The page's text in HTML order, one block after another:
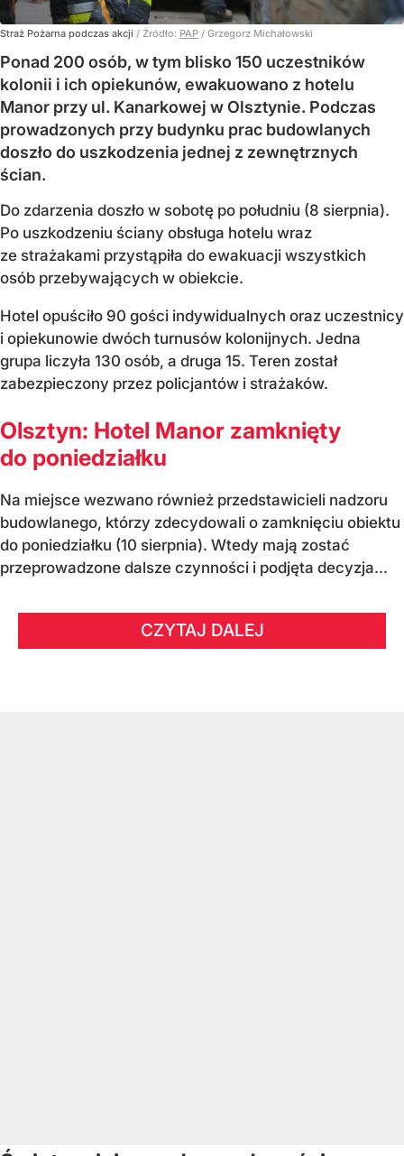
Straż Pożarna podczas akcji / Źródło: PAP / Grzegorz Michałowski
Ponad 200 osób, w tym blisko 150 uczestników
kolonii i ich opiekunów, ewakuowano z hotelu
Manor przy ul. Kanarkowej w Olsztynie. Podczas
prowadzonych przy budynku prac budowlanych
doszło do uszkodzenia jednej z zewnętrznych
ścian.
Do zdarzenia doszło w sobotę po południu (8 sierpnia).
Po uszkodzeniu ściany obsługa hotelu wraz
ze strażakami przystąpiła do ewakuacji wszystkich
osób przebywających w obiekcie.
Hotel opuściło 90 gości indywidualnych oraz uczestnicy
i opiekunowie dwóch turnusów kolonijnych. Jedna
grupa liczyła 130 osób, a druga 15. Teren został
zabezpieczony przez policjantów i strażaków.
Olsztyn: Hotel Manor zamknięty
do poniedziałku
Na miejsce wezwano również przedstawicieli nadzoru
budowlanego, którzy zdecydowali o zamknięciu obiektu
do poniedziałku (10 sierpnia). Wtedy mają zostać
przeprowadzone dalsze czynności i podjęta decyzja...
CZYTAJ DALEJ